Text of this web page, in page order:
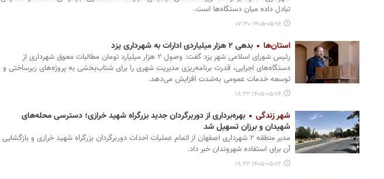
تبادل داده میان دستگاه‌ها است.
۱۴۰۵-۰۵-۱۶ ۰۷:۳۰
استان‌ها بدهی ۲ هزار میلیاردی ادارات به شهرداری یزد
رئیس شورای اسلامی شهر یزد گفت: وصول ۲ هزار میلیارد تومان مطالبات معوق شهرداری از
دستگاه‌های اجرایی، قدرت برنامه‌ریزی مدیریت شهری را برای شتاب‌بخشی به پروژه‌های زیرساختی و
توسعه خدمات عمومی به‌شدت افزایش می‌دهد.
۱۴۰۵-۰۵-۱۴ ۱۸:۲۲
شهر زندگی
بهره‌برداری از دوربرگردان جدید بزرگراه شهید خرازی؛ دسترسی محله‌های
شهیدان و برزان تسهیل شد
مدیر منطقه ۲ شهرداری اصفهان از اتمام عملیات احداث دوربرگردان بزرگراه شهید خرازی و بازگشایی
آن برای استفاده شهروندان خبر داد.
۱۴۰۵-۰۵-۱۲ ۱۸:۲۲